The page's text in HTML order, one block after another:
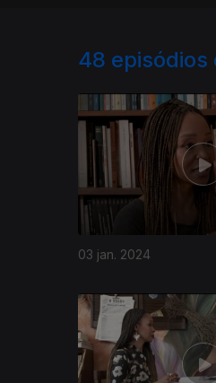
48 episódios
03 jan. 2024